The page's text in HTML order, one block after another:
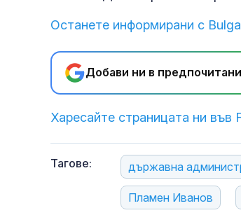
Останете информирани с
Добави ни в
Харесайте страницата ни във
Тагове: държавна
Пламен Иванов